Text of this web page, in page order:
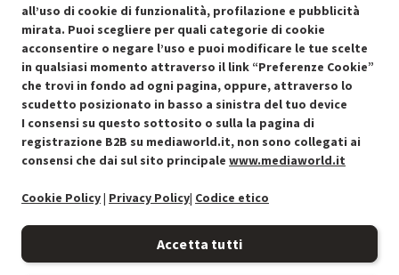
Approfitta dello sconto del 30% sul prodotto ricondizionato.
Condizioni generali di vendita Recedere dal contratto qui
all’uso di cookie di funzionalità, profilazione e pubblicità
mirata. Puoi scegliere per quali categorie di cookie
acconsentire o negare l’uso e puoi modificare le tue scelte
in qualsiasi momento attraverso il link “Preferenze Cookie”
che trovi in fondo ad ogni pagina, oppure, attraverso lo
scudetto posizionato in basso a sinistra del tuo device
I consensi su questo sottosito o sulla la pagina di
registrazione B2B su mediaworld.it, non sono collegati ai
consensi che dai sul sito principale www.mediaworld.it
Cookie Policy| Privacy Policy| Codice etico
Accetta tutti